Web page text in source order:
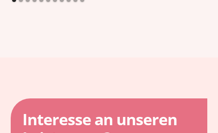
Interesse an unseren